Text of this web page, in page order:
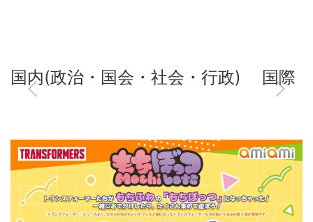
国内(政治・国会・社会・行政) 国際